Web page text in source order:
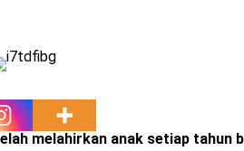
melahirkan anak setiap tahun